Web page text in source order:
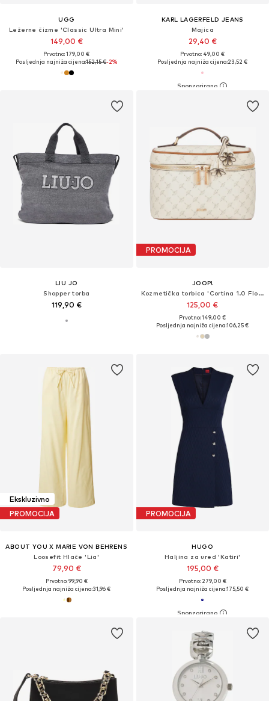
UGG
Ležerne čizme 'Classic Ultra Mini'
149,00 €
Prvotno: 179,00 €
Posljednja najniža cijena:152,15 €-2%
KARL LAGERFELD JEANS
Majica
29,40 €
Prvotno: 49,00 €
Posljednja najniža cijena:23,52 €
LIU JO
Shopper torba
119,90 €
PROMOCIJA
JOOP!
Kozmetička torbica 'Cortina 1.0 Flora'
125,00 €
Prvotno: 149,00 €
Posljednja najniža cijena:106,25 €
Ekskluzivno
PROMOCIJA
ABOUT YOU X MARIE VON BEHRENS
Loosefit Hlače 'Lia'
79,90 €
Prvotno: 99,90 €
Posljednja najniža cijena:31,96 €
PROMOCIJA
HUGO
Haljina za ured 'Katiri'
195,00 €
Prvotno: 279,00 €
Posljednja najniža cijena:175,50 €